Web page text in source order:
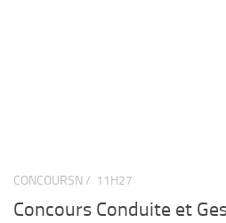
CONCOURSN / 11H27
Concours Conduite et